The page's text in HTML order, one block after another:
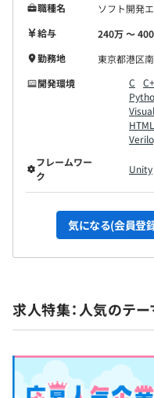
職種名
ソフト開発
給与
240万 〜
勤務地
東京都港区
開発環境
C
フレームワー
ク
Unity
気になる(会員登
求人特集：人気のテ